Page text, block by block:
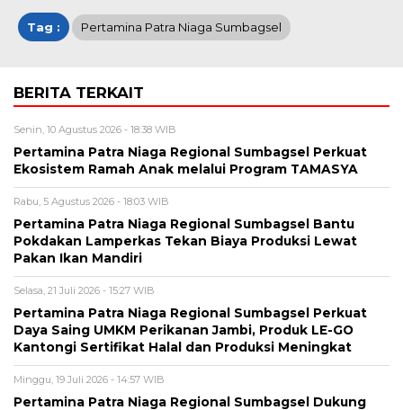
Tag : Pertamina Patra Niaga Sumbagsel
BERITA TERKAIT
Senin, 10 Agustus 2026 - 18:38 WIB
Pertamina Patra Niaga Regional Sumbagsel Perkuat
Ekosistem Ramah Anak melalui Program TAMASYA
Rabu, 5 Agustus 2026 - 18:03 WIB
Pertamina Patra Niaga Regional Sumbagsel Bantu
Pokdakan Lamperkas Tekan Biaya Produksi Lewat
Pakan Ikan Mandiri
Selasa, 21 Juli 2026 - 15:27 WIB
Pertamina Patra Niaga Regional Sumbagsel Perkuat
Daya Saing UMKM Perikanan Jambi, Produk LE-GO
Kantongi Sertifikat Halal dan Produksi Meningkat
Minggu, 19 Juli 2026 - 14:57 WIB
Pertamina Patra Niaga Regional Sumbagsel Dukung